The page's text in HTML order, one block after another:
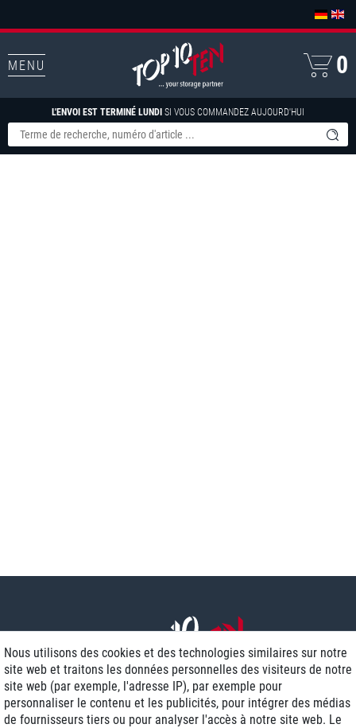
MENU
L'ENVOI EST TERMINÉ LUNDI SI VOUS COMMANDEZ AUJOURD'HUI
0
Nous utilisons des cookies et des technologies similaires sur notre
site web et traitons les données personnelles des visiteurs de notre
site web (par exemple, l'adresse IP), par exemple pour
personnaliser le contenu et les publicités, pour intégrer des médias
de fournisseurs tiers ou pour analyser l'accès à notre site web. Le